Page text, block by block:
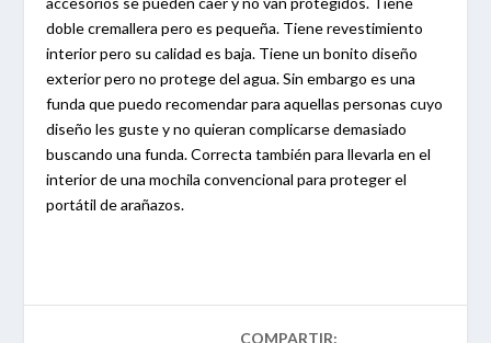
doble cremallera pero es pequeña. Tiene revestimiento
interior pero su calidad es baja. Tiene un bonito diseño
exterior pero no protege del agua. Sin embargo es una
funda que puedo recomendar para aquellas personas cuyo
diseño les guste y no quieran complicarse demasiado
buscando una funda. Correcta también para llevarla en el
interior de una mochila convencional para proteger el
portátil de arañazos.